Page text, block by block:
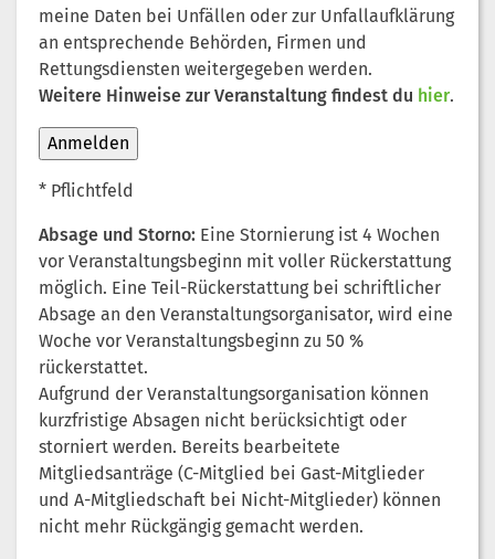
meine Daten bei Unfällen oder zur Unfallaufklärung
an entsprechende Behörden, Firmen und
Rettungsdiensten weitergegeben werden.
Weitere Hinweise zur Veranstaltung findest du hier.
* Pflichtfeld
Absage und Storno: Eine Stornierung ist 4 Wochen
vor Veranstaltungsbeginn mit voller Rückerstattung
möglich. Eine Teil-Rückerstattung bei schriftlicher
Absage an den Veranstaltungsorganisator, wird eine
Woche vor Veranstaltungsbeginn zu 50 %
rückerstattet.
Aufgrund der Veranstaltungsorganisation können
kurzfristige Absagen nicht berücksichtigt oder
storniert werden. Bereits bearbeitete
Mitgliedsanträge (C-Mitglied bei Gast-Mitglieder
und A-Mitgliedschaft bei Nicht-Mitglieder) können
nicht mehr Rückgängig gemacht werden.